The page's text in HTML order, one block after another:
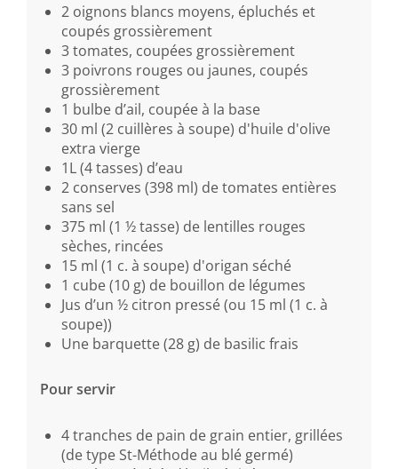
2 oignons blancs moyens, épluchés et
coupés grossièrement
3 tomates, coupées grossièrement
3 poivrons rouges ou jaunes, coupés
grossièrement
1 bulbe d’ail, coupée à la base
30 ml (2 cuillères à soupe) d'huile d'olive
extra vierge
1L (4 tasses) d’eau
2 conserves (398 ml) de tomates entières
sans sel
375 ml (1 ½ tasse) de lentilles rouges
sèches, rincées
15 ml (1 c. à soupe) d'origan séché
1 cube (10 g) de bouillon de légumes
Jus d’un ½ citron pressé (ou 15 ml (1 c. à
soupe))
Une barquette (28 g) de basilic frais
Pour servir
4 tranches de pain de grain entier, grillées
(de type St-Méthode au blé germé)